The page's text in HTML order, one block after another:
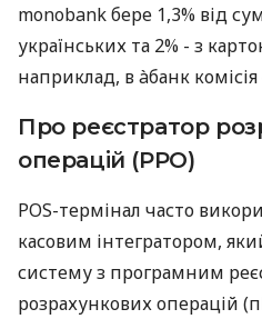
monobank бере 1,3% від
українських та 2% - з
наприклад, в àбанк комісія
Про реєстратор
операцій (РРО)
POS-термінал часто
касовим інтегратором,
систему з програмним
розрахункових операцій